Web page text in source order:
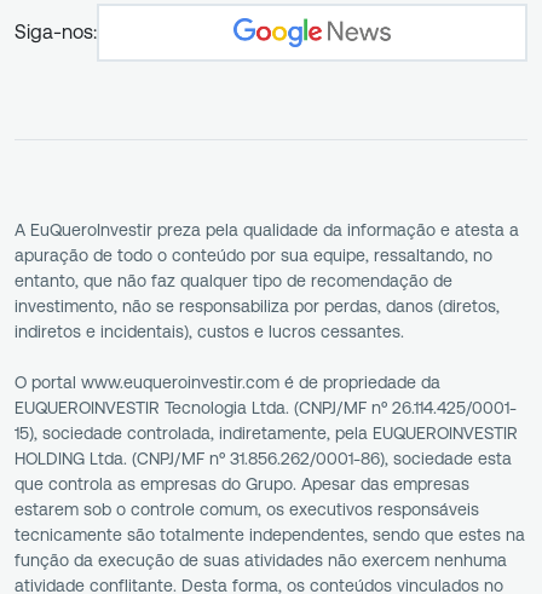
Siga-nos:
A EuQueroInvestir preza pela qualidade da informação e atesta a
apuração de todo o conteúdo por sua equipe, ressaltando, no
entanto, que não faz qualquer tipo de recomendação de
investimento, não se responsabiliza por perdas, danos (diretos,
indiretos e incidentais), custos e lucros cessantes.
O portal www.euqueroinvestir.com é de propriedade da
EUQUEROINVESTIR Tecnologia Ltda. (CNPJ/MF nº 26.114.425/0001-
15), sociedade controlada, indiretamente, pela EUQUEROINVESTIR
HOLDING Ltda. (CNPJ/MF nº 31.856.262/0001-86), sociedade esta
que controla as empresas do Grupo. Apesar das empresas
estarem sob o controle comum, os executivos responsáveis
tecnicamente são totalmente independentes, sendo que estes na
função da execução de suas atividades não exercem nenhuma
atividade conflitante. Desta forma, os conteúdos vinculados no